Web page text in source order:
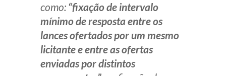
como: “fixação de intervalo
mínimo de resposta entre os
lances ofertados por um mesmo
licitante e entre as ofertas
enviadas por distintos